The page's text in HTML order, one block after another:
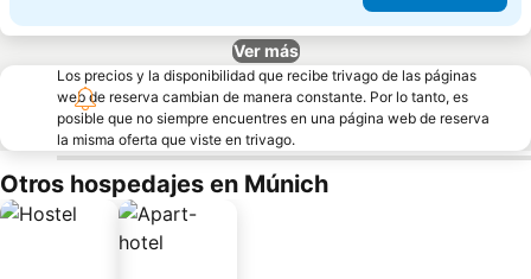
Ver más
Los precios y la disponibilidad que recibe trivago de las páginas
web de reserva cambian de manera constante. Por lo tanto, es
posible que no siempre encuentres en una página web de reserva
la misma oferta que viste en trivago.
Otros hospedajes en Múnich